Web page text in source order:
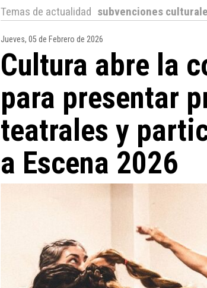
Temas de actualidad subvenciones
Jueves, 05 de Febrero de 2026
Cultura abre la
para presentar
teatrales y
a Escena 2026